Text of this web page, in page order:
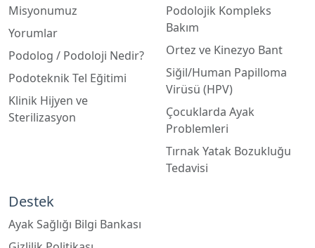
Misyonumuz
Yorumlar
Podolog / Podoloji Nedir?
Podoteknik Tel Eğitimi
Klinik Hijyen ve
Sterilizasyon
Podolojik Kompleks
Bakım
Ortez ve Kinezyo Bant
Siğil/Human Papilloma
Virüsü (HPV)
Çocuklarda Ayak
Problemleri
Tırnak Yatak Bozukluğu
Tedavisi
Destek
Ayak Sağlığı Bilgi Bankası